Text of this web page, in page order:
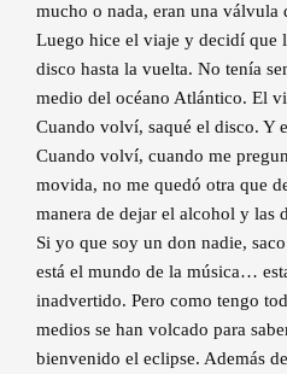
mucho o nada, eran una válvula
Luego hice el viaje y decidí que
disco hasta la vuelta. No tenía
medio del océano Atlántico. El
Cuando volví, saqué el disco. Y
Cuando volví, cuando me
movida, no me quedó otra que
manera de dejar el alcohol y las
Si yo que soy un don nadie,
está el mundo de la música…
inadvertido. Pero como tengo
medios se han volcado para
bienvenido el eclipse. Además